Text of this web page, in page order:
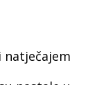
natječajem